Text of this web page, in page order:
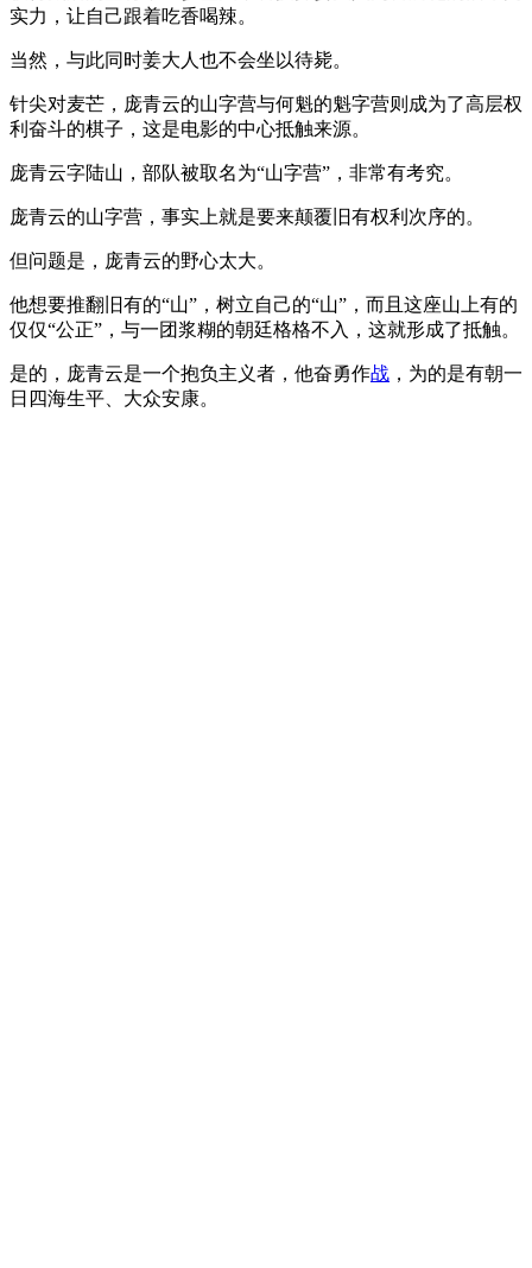
实力，让自己跟着吃香喝辣。
当然，与此同时姜大人也不会坐以待毙。
针尖对麦芒，庞青云的山字营与何魁的魁字营则成为了高层权
利奋斗的棋子，这是电影的中心抵触来源。
庞青云字陆山，部队被取名为“山字营”，非常有考究。
庞青云的山字营，事实上就是要来颠覆旧有权利次序的。
但问题是，庞青云的野心太大。
他想要推翻旧有的“山”，树立自己的“山”，而且这座山上有的
仅仅“公正”，与一团浆糊的朝廷格格不入，这就形成了抵触。
是的，庞青云是一个抱负主义者，他奋勇作战 ，为的是有朝一
日四海生平、大众安康。